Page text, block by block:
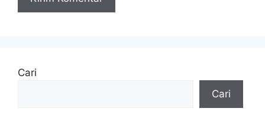
Cari
Cari